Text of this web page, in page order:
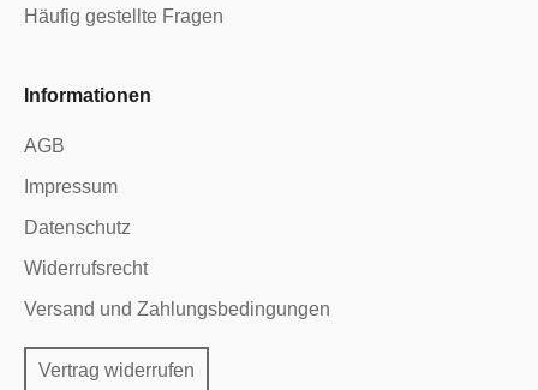
Häufig gestellte Fragen
Informationen
AGB
Impressum
Datenschutz
Widerrufsrecht
Versand und Zahlungsbedingungen
Vertrag widerrufen